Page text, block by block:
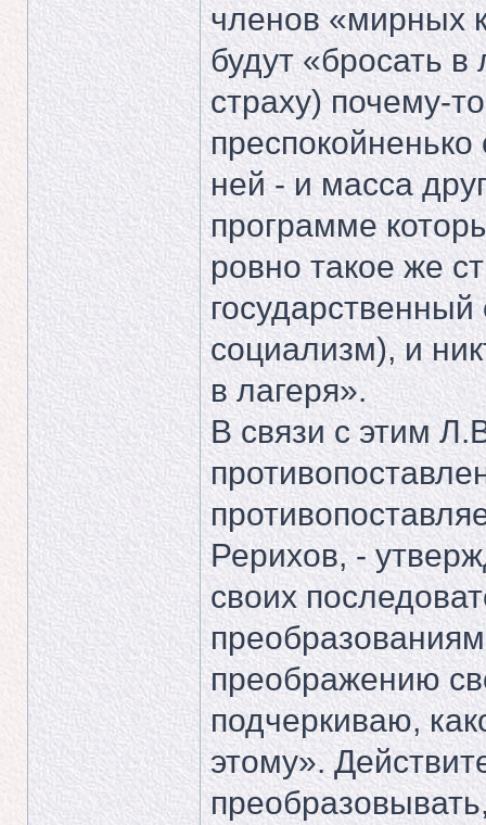
членов «мирных
будут «бросать
страху) почему-
ней - и масса
программе
ровно такое же
социализм), и
в лагеря».
В связи с этим
Рерихов, -
своих
преображению
подчеркиваю,
этому».